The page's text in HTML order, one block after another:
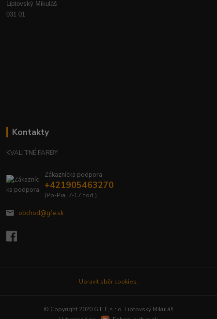
Liptovský Mikuláš
031 01
Kontakty
KVALITNÉ FARBY
Zákaznícka podpora
+421905463270
(Po-Pia, 7-17 hod.)
obchod@gfe.sk
Upravit sběr cookies.
© Copyright 2020 G F E,s.r.o. Liptovský Mikuláš